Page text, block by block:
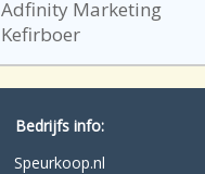
Adfinity Marketing
Kefirboer
Bedrijfs info:
Speurkoop.nl